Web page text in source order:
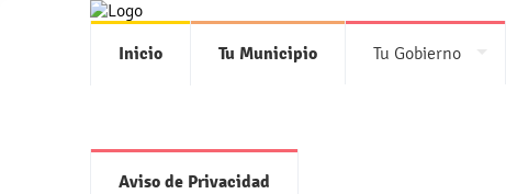
Inicio Tu Municipio Tu Gobierno
Aviso de Privacidad